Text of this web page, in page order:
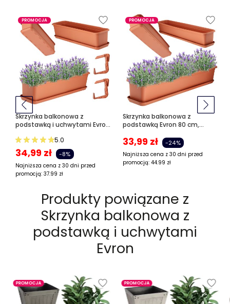
PROMOCJA
Skrzynka balkonowa z
podstawką i uchwytami Evron
5.0
34,99 zł -8%
Najniższa cena z 30 dni przed
promocją: 37.99 zł
PROMOCJA
Skrzynka balkonowa z
podstawką Evron 80 cm,
33,99 zł -24%
Najniższa cena z 30 dni przed
promocją: 44.99 zł
Produkty powiązane z
Skrzynka balkonowa z
podstawką i uchwytami
Evron
PROMOCJA PROMOCJA